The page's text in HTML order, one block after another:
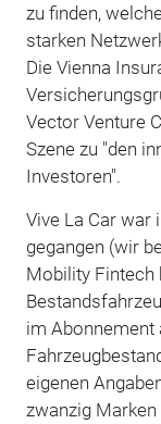
zu finden,
starken
Die Vienna
Vector Venture
Szene zu "den
Investoren".
Vive La Car war
gegangen (wir
Mobility Fintech
im Abonnement
eigenen
zwanzig Marken